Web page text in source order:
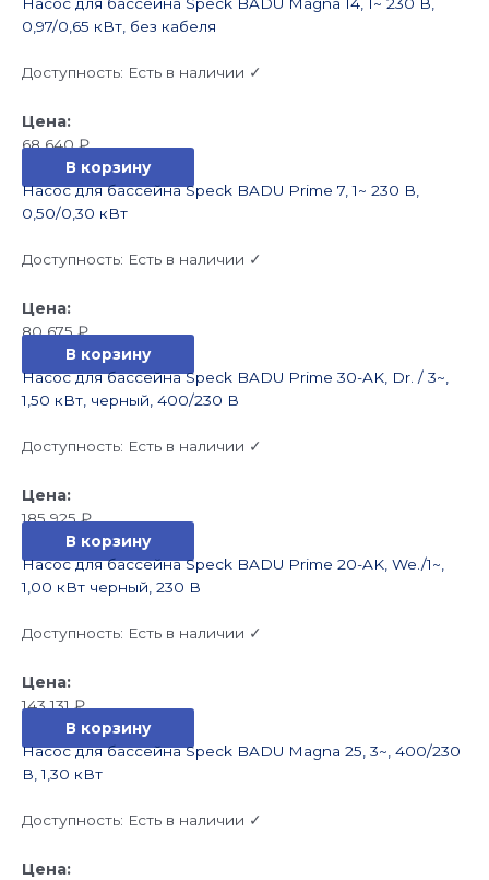
0,97/0,65 кВт, без кабеля
Доступность: Есть в наличии ✓
68 640₽
В корзину
Насос для бассейна Speck BADU Prime 7, 1~ 230 В,
0,50/0,30 кВт
Доступность: Есть в наличии ✓
80 675₽
В корзину
Насос для бассейна Speck BADU Prime 30-AK, Dr. / 3~,
1,50 кВт, черный, 400/230 В
Доступность: Есть в наличии ✓
185 925₽
В корзину
Насос для бассейна Speck BADU Prime 20-AK, We./1~,
1,00 кВт черный, 230 В
Доступность: Есть в наличии ✓
143 131₽
В корзину
Насос для бассейна Speck BADU Magna 25, 3~, 400/230
В, 1,30 кВт
Доступность: Есть в наличии ✓